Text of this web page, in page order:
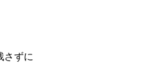
さずに